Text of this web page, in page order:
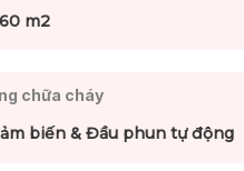
m2
chữa cháy
biến & Đầu phun tự động